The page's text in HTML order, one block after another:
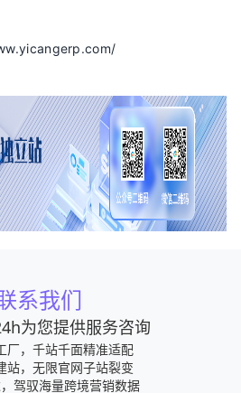
系我们
为您提供服务咨询
厂，千站千面精准适配
站，无限官网子站裂变
驾驭海量跨境营销数据